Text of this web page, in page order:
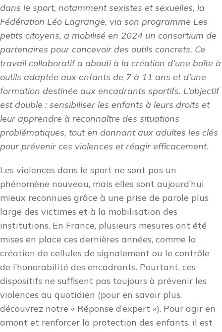
dans le sport, notamment sexistes et sexuelles, la
Fédération Léo Lagrange, via son programme Les
petits citoyens, a mobilisé en 2024 un consortium de
partenaires pour concevoir des outils concrets. Ce
travail collaboratif a abouti à la création d’une boîte à
outils adaptée aux enfants de 7 à 11 ans et d’une
formation destinée aux encadrants sportifs. L’objectif
est double : sensibiliser les enfants à leurs droits et
leur apprendre à reconnaître des situations
problématiques, tout en donnant aux adultes les clés
pour prévenir ces violences et réagir efficacement.
Les violences dans le sport ne sont pas un
phénomène nouveau, mais elles sont aujourd’hui
mieux reconnues grâce à une prise de parole plus
large des victimes et à la mobilisation des
institutions. En France, plusieurs mesures ont été
mises en place ces dernières années, comme la
création de cellules de signalement ou le contrôle
de l’honorabilité des encadrants. Pourtant, ces
dispositifs ne suffisent pas toujours à prévenir les
violences au quotidien (pour en savoir plus,
découvrez notre « Réponse d’expert »). Pour agir en
amont et renforcer la protection des enfants, il est